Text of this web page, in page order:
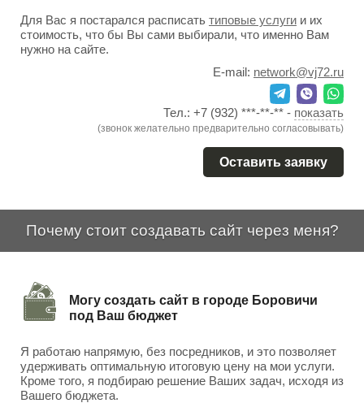
Для Вас я постарался расписать типовые услуги и их
стоимость, что бы Вы сами выбирали, что именно Вам
нужно на сайте.
E-mail: network@vj72.ru
Тел.: +7 (932) ***-**-** - показать
(звонок желательно предварительно согласовывать)
Оставить заявку
Почему стоит создавать сайт через меня?
Могу создать сайт в городе Боровичи
под Ваш бюджет
Я работаю напрямую, без посредников, и это позволяет
удерживать оптимальную итоговую цену на мои услуги.
Кроме того, я подбираю решение Ваших задач, исходя из
Вашего бюджета.